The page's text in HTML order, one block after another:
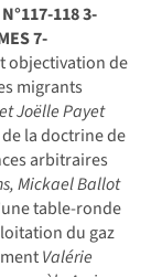
1183-
7-
objectivation de
migrants
Joëlle Payet
la doctrine de
arbitraires
Mickael Ballot
table-ronde
du gaz
Valérie